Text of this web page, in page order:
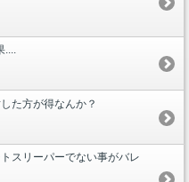
....
た方が得なんか？
スリーパーでない事がバレ